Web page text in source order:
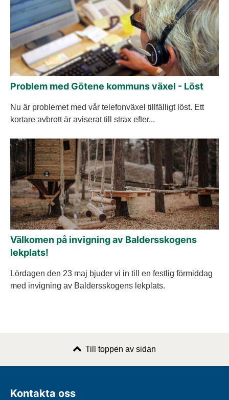
Problem med Götene kommuns växel - Löst
Nu är problemet med vår telefonväxel tillfälligt löst. Ett
kortare avbrott är aviserat till strax efter...
Välkomen på invigning av Baldersskogens
lekplats!
Lördagen den 23 maj bjuder vi in till en festlig förmiddag
med invigning av Baldersskogens lekplats.
Till toppen av sidan
Kontakta oss